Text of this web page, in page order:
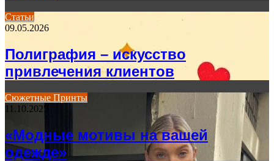
Статьи
09.05.2026
Полиграфия – искусство
привлечения клиентов
Сюжетные Принты
11.10.2025
«Модные мотивы на вашей
одежде»